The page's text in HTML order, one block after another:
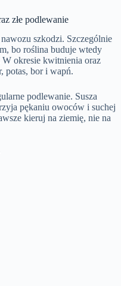
złe podlewanie
szkodzi. Szczególnie
bo roślina buduje wtedy
okresie kwitnienia oraz
potas, bor i wapń.
podlewanie. Susza
pękaniu owoców i suchej
kieruj na ziemię, nie na